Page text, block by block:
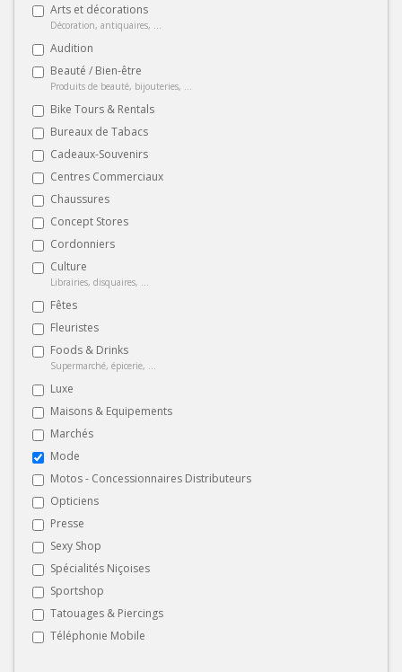
Arts et décorations
Décoration, antiquaires, ...
Audition
Beauté / Bien-être
Produits de beauté, bijouteries, ...
Bike Tours & Rentals
Bureaux de Tabacs
Cadeaux-Souvenirs
Centres Commerciaux
Chaussures
Concept Stores
Cordonniers
Culture
Librairies, disquaires, ...
Fêtes
Fleuristes
Foods & Drinks
Supermarché, épicerie, ...
Luxe
Maisons & Equipements
Marchés
Mode
Motos - Concessionnaires Distributeurs
Opticiens
Presse
Sexy Shop
Spécialités Niçoises
Sportshop
Tatouages & Piercings
Téléphonie Mobile